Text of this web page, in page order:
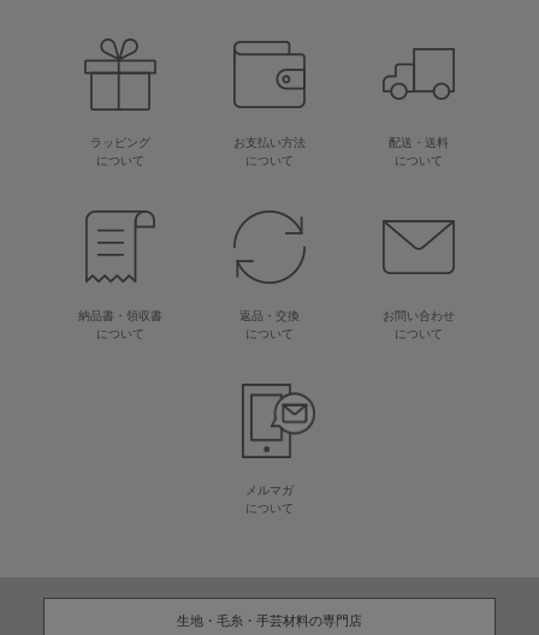
ラッピング
について
お支払い方法
について
配送・送料
について
納品書・領収書
について
返品・交換
について
お問い合わせ
について
メルマガ
について
生地・毛糸・手芸材料の専門店